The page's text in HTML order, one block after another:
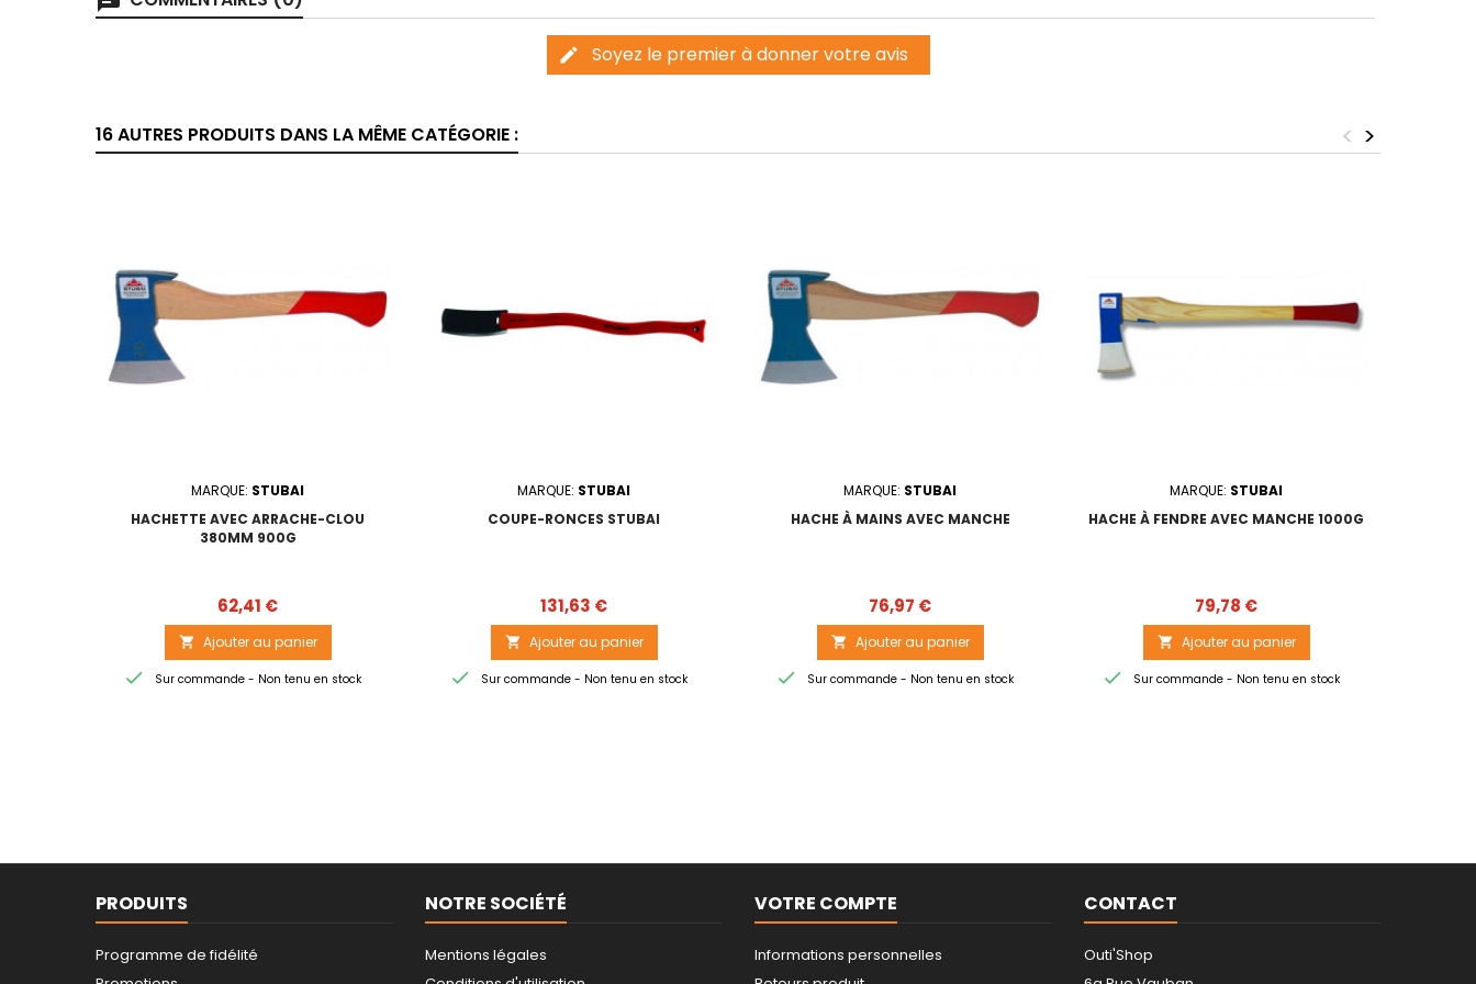
edit Soyez le premier à donner votre avis
16 AUTRES PRODUITS DANS LA MÊME CATÉGORIE : >
<
MARQUE: STUBAI
HACHETTE AVEC ARRACHE-CLOU
380MM 900G
Prix
62,41 €
 Ajouter au panier
 Sur commande - Non tenu en stock
MARQUE: STUBAI
COUPE-RONCES STUBAI
Prix
131,63 €
 Ajouter au panier
 Sur commande - Non tenu en stock
MARQUE: STUBAI
HACHE À MAINS AVEC MANCHE
Prix
76,97 €
 Ajouter au panier
 Sur commande - Non tenu en stock
MARQUE: STUBAI
HACHE À FENDRE AVEC MANCHE 1000G
Prix
79,78 €
 Ajouter au panier
 Sur commande - Non tenu en stock
PRODUITS
Programme de fidélité
NOTRE SOCIÉTÉ
Mentions légales
VOTRE COMPTE
Informations personnelles
CONTACT
Outi'Shop